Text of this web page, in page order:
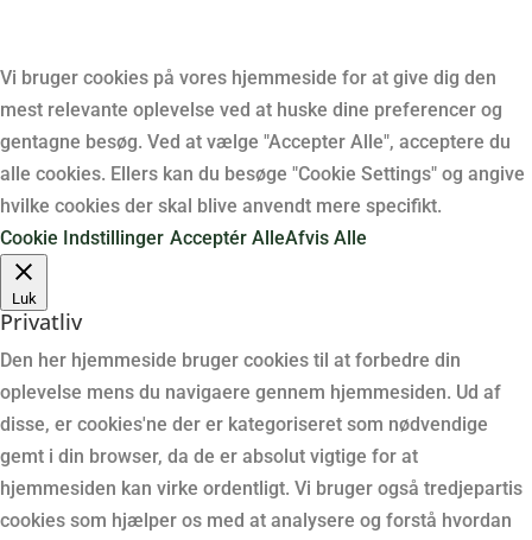
Vi bruger cookies på vores hjemmeside for at give dig den
mest relevante oplevelse ved at huske dine preferencer og
gentagne besøg. Ved at vælge "Accepter Alle", acceptere du
alle cookies. Ellers kan du besøge "Cookie Settings" og angive
hvilke cookies der skal blive anvendt mere specifikt.
Cookie Indstillinger Acceptér AlleAfvis Alle
Luk
Privatliv
Den her hjemmeside bruger cookies til at forbedre din
oplevelse mens du navigaere gennem hjemmesiden. Ud af
disse, er cookies'ne der er kategoriseret som nødvendige
gemt i din browser, da de er absolut vigtige for at
hjemmesiden kan virke ordentligt. Vi bruger også tredjepartis
cookies som hjælper os med at analysere og forstå hvordan